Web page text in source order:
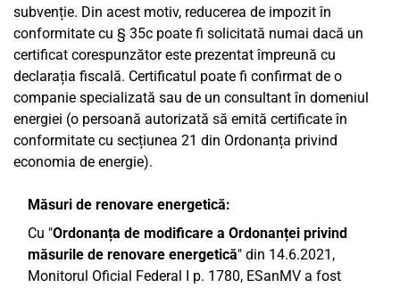
subvenție. Din acest motiv, reducerea de impozit în
conformitate cu § 35c poate fi solicitată numai dacă un
certificat corespunzător este prezentat împreună cu
declarația fiscală. Certificatul poate fi confirmat de o
companie specializată sau de un consultant în domeniul
energiei (o persoană autorizată să emită certificate în
conformitate cu secțiunea 21 din Ordonanța privind
economia de energie).
Măsuri de renovare energetică:
Cu "Ordonanța de modificare a Ordonanței privind
măsurile de renovare energetică" din 14.6.2021,
Monitorul Oficial Federal I p. 1780, ESanMV a fost